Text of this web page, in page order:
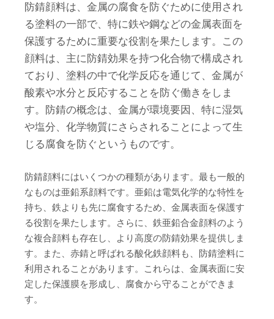
防錆顔料は、金属の腐食を防ぐために使用され
る塗料の一部で、特に鉄や鋼などの金属表面を
保護するために重要な役割を果たします。この
顔料は、主に防錆効果を持つ化合物で構成され
ており、塗料の中で化学反応を通じて、金属が
酸素や水分と反応することを防ぐ働きをしま
す。防錆の概念は、金属が環境要因、特に湿気
や塩分、化学物質にさらされることによって生
じる腐食を防ぐというものです。
防錆顔料にはいくつかの種類があります。最も一般的
なものは亜鉛系顔料です。亜鉛は電気化学的な特性を
持ち、鉄よりも先に腐食するため、金属表面を保護す
る役割を果たします。さらに、鉄亜鉛合金顔料のよう
な複合顔料も存在し、より高度の防錆効果を提供しま
す。また、赤錆と呼ばれる酸化鉄顔料も、防錆塗料に
利用されることがあります。これらは、金属表面に安
定した保護膜を形成し、腐食から守ることができま
す。